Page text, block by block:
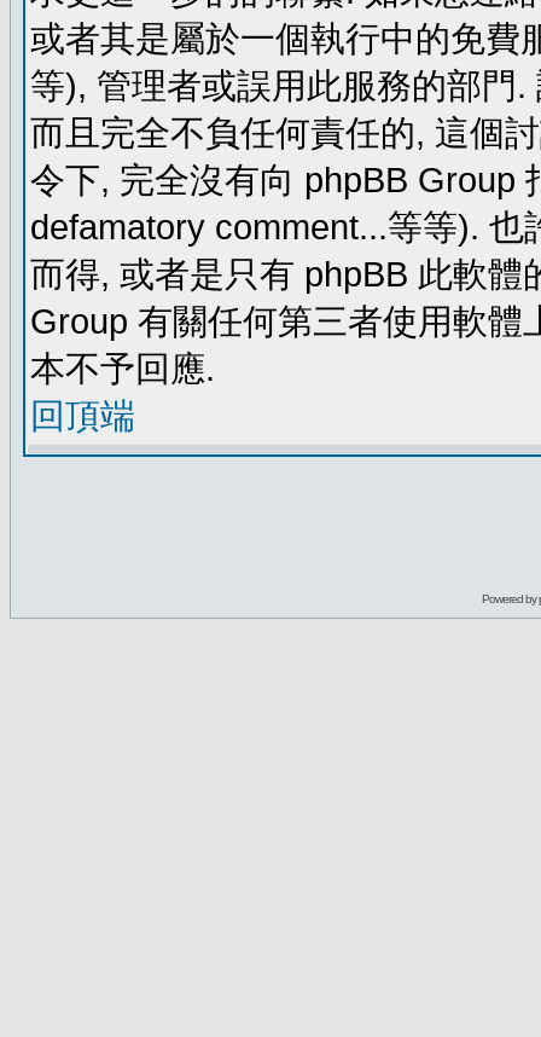
或者其是屬於一個執行中的免費
等), 管理者或誤用此服務的部門
而且完全不負任何責任的, 這個
令下, 完全沒有向 phpBB Group
defamatory comment...等等).
而得, 或者是只有 phpBB 此軟
Group 有關任何第三者使用軟
本不予回應.
回頂端
Powered by